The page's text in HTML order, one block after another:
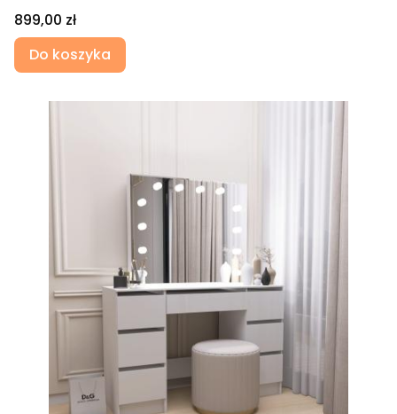
Cena
899,00 zł
Do koszyka